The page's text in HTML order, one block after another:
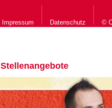
Impressum Datenschutz ©
Stellenangebote